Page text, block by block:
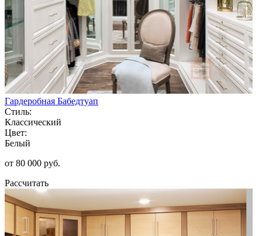
Гардеробная Бабедтуап
Стиль:
Классический
Цвет:
Белый
от 80 000 руб.
Рассчитать